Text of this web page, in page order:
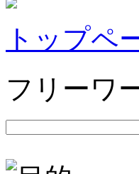
トップペ
フリーワ